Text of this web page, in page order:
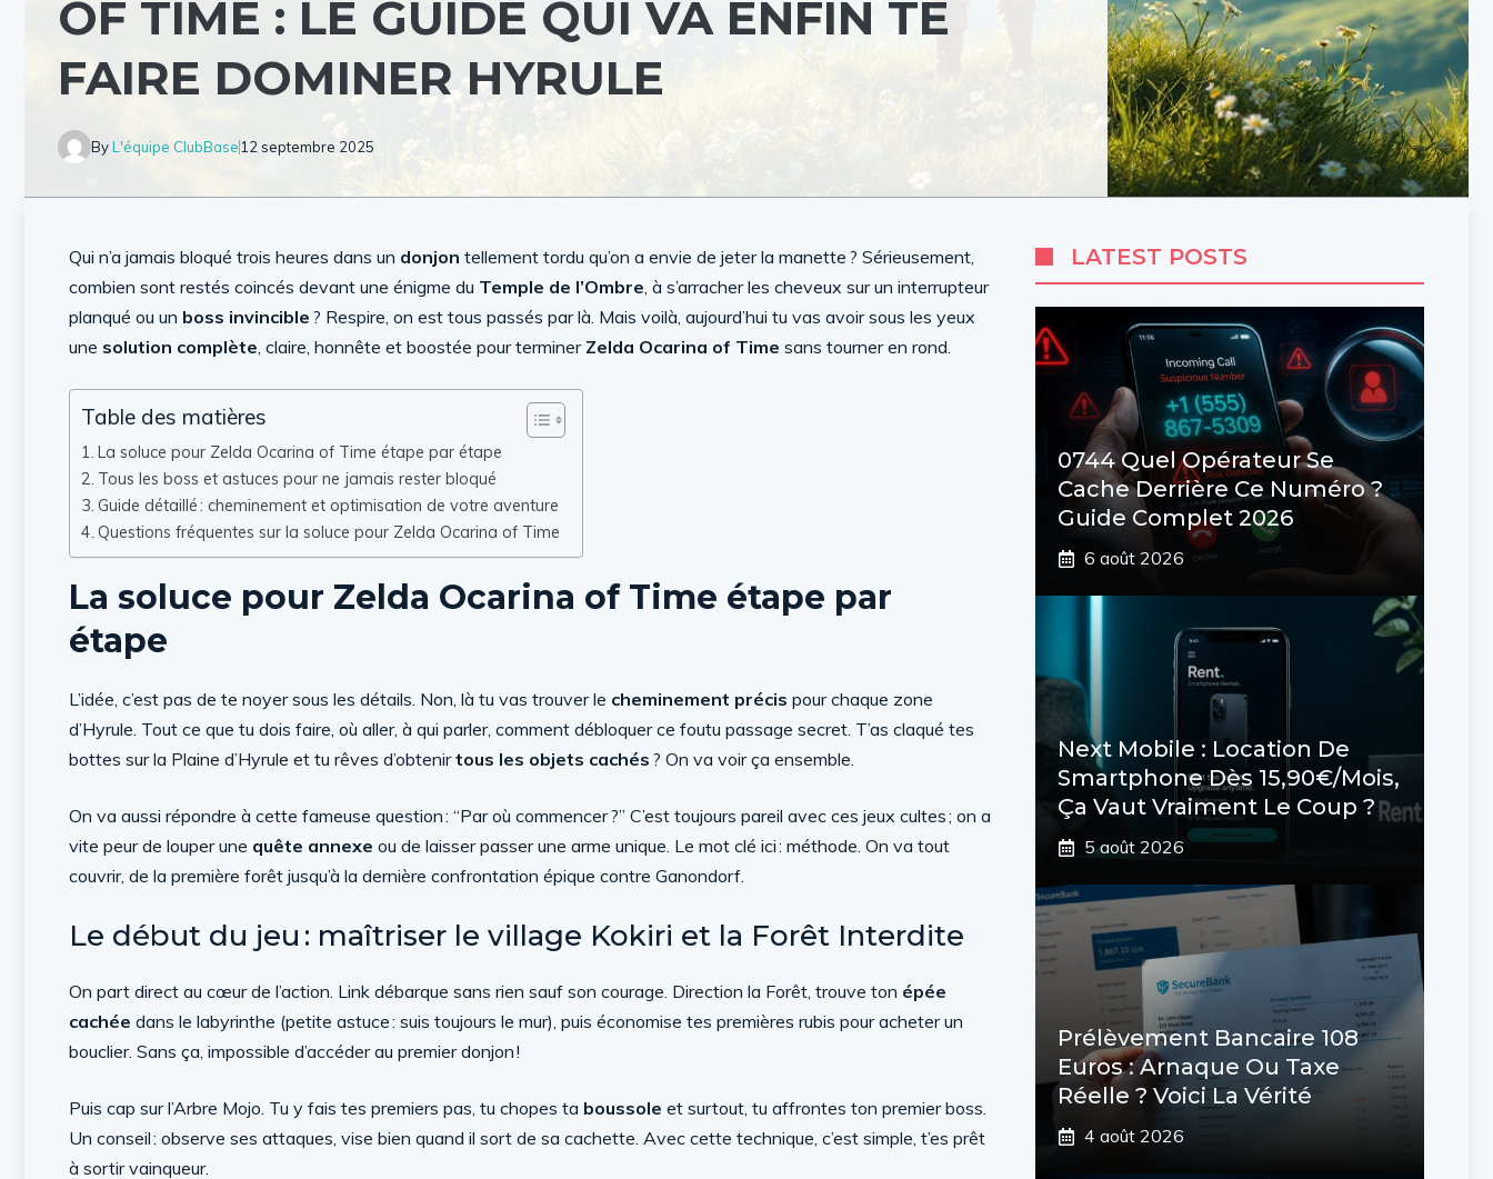
OF TIME : LE GUIDE QUI VA ENFIN TE
FAIRE DOMINER HYRULE
ByL'équipe ClubBase12 septembre 2025
Qui n’a jamais bloqué trois heures dans un donjon tellement tordu qu’on a envie de jeter la manette ? Sérieusement,
combien sont restés coincés devant une énigme du Temple de l’Ombre, à s’arracher les cheveux sur un interrupteur
planqué ou un boss invincible ? Respire, on est tous passés par là. Mais voilà, aujourd’hui tu vas avoir sous les yeux
une solution complète, claire, honnête et boostée pour terminer Zelda Ocarina of Time sans tourner en rond.
Table des matières
La soluce pour Zelda Ocarina of Time étape par étape
Tous les boss et astuces pour ne jamais rester bloqué
Guide détaillé : cheminement et optimisation de votre aventure
Questions fréquentes sur la soluce pour Zelda Ocarina of Time
La soluce pour Zelda Ocarina of Time étape par
étape
L’idée, c’est pas de te noyer sous les détails. Non, là tu vas trouver le cheminement précis pour chaque zone
d’Hyrule. Tout ce que tu dois faire, où aller, à qui parler, comment débloquer ce foutu passage secret. T’as claqué tes
bottes sur la Plaine d’Hyrule et tu rêves d’obtenirtous les objets cachés ? On va voir ça ensemble.
On va aussi répondre à cette fameuse question : “Par où commencer ?” C’est toujours pareil avec ces jeux cultes ; on a
vite peur de louper une quête annexe ou de laisser passer une arme unique. Le mot clé ici : méthode. On va tout
couvrir, de la première forêt jusqu’à la dernière confrontation épique contre Ganondorf.
Le début du jeu : maîtriser le village Kokiri et la Forêt Interdite
On part direct au cœur de l’action. Link débarque sans rien sauf son courage. Direction la Forêt, trouve ton épée
cachée dans le labyrinthe (petite astuce : suis toujours le mur), puis économise tes premières rubis pour acheter un
bouclier. Sans ça, impossible d’accéder au premier donjon !
Puis cap sur l’Arbre Mojo. Tu y fais tes premiers pas, tu chopes ta boussole et surtout, tu affrontes ton premier boss.
Un conseil : observe ses attaques, vise bien quand il sort de sa cachette. Avec cette technique, c’est simple, t’es prêt
à sortir vainqueur.
LATEST POSTS
0744 Quel Opérateur Se
Cache Derrière Ce Numéro ?
Guide Complet 2026
6 août 2026
Next Mobile : Location De
Smartphone Dès 15,90€/mois,
Ça Vaut Vraiment Le Coup ?
5 août 2026
Prélèvement Bancaire 108
Euros : Arnaque Ou Taxe
Réelle ? Voici La Vérité
4 août 2026